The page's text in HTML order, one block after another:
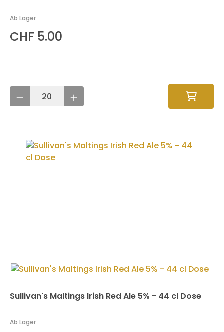
Ab Lager
CHF 5.00
Sullivan's Maltings Irish Red Ale 5% - 44 cl Dose
Ab Lager